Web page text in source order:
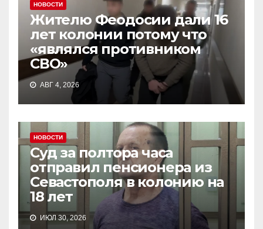
НОВОСТИ
Жителю Феодосии дали 16
лет колонии потому что
«являлся противником
СВО»
АВГ 4, 2026
НОВОСТИ
Суд за полтора часа
отправил пенсионера из
Севастополя в колонию на
18 лет
ИЮЛ 30, 2026